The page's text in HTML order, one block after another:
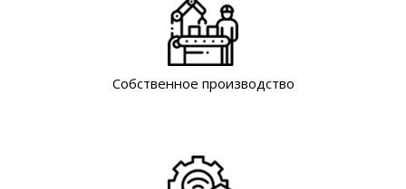
Собственное производство